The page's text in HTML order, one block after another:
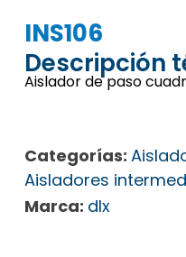
INS106
Descripción
Aislador de paso
Categorías:
Aisladores
Marca: dlx